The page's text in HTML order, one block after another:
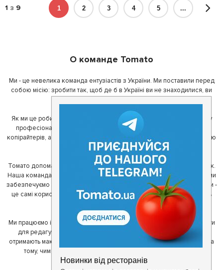
1 з 9 1 2 3 4 5 ...
О команде Tomato
Ми - це невелика команда ентузіастів з України. Ми поставили перед
собою місію: зробити так, щоб де б в Україні ви не знаходилися, ви
Як ми це робимо? Для початку, ми зібрали приголомшливу команду
професіоналів - фахівців з дизайну, програмування, маркетингу,
копірайтерів, а за сумісництвом - любителів гарної їжі. З їх допомогою
ми створили Томато.
Томато допомагає своїм користувачам знайти цікаві місця неподалік.
Наша команда регулярно зв'язується з ресторанами - таким чином ми
забезпечуємо актуальність інформації. Друга частина нашої команди -
це самі користувачі, які діляться своїми враженнями і допомагають
один одному у виборі кращих місць.
Ми працюємо і з ресторанами. Для них ми надаємо зручні інструменти
для редагування інформації про себе - в результаті відвідувачі
отримають максимум інформації, а ресторан зможе зосередитися на
тому, чим він любить займатися більше всього - смачній їжі.